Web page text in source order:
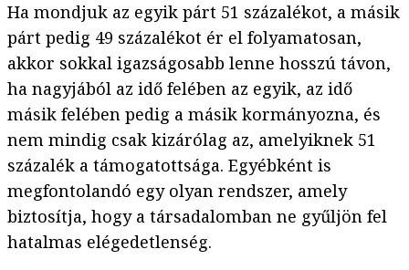
Ha mondjuk az egyik párt 51 százalékot, a másik
párt pedig 49 százalékot ér el folyamatosan,
akkor sokkal igazságosabb lenne hosszú távon,
ha nagyjából az idő felében az egyik, az idő
másik felében pedig a másik kormányozna, és
nem mindig csak kizárólag az, amelyiknek 51
százalék a támogatottsága. Egyébként is
megfontolandó egy olyan rendszer, amely
biztosítja, hogy a társadalomban ne gyűljön fel
hatalmas elégedetlenség.